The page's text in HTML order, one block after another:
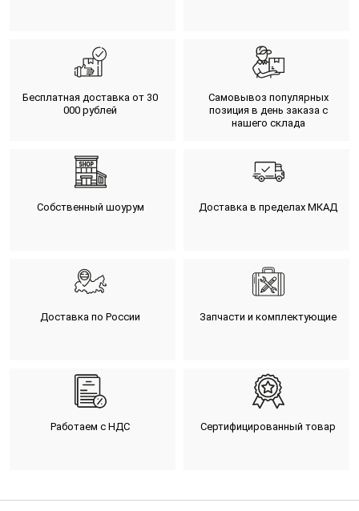
Бесплатная доставка от 30
000 рублей
Самовывоз популярных
позиция в день заказа с
нашего склада
Собственный шоурум Доставка в пределах МКАД
Доставка по России Запчасти и комплектующие
Работаем с НДС Сертифицированный товар